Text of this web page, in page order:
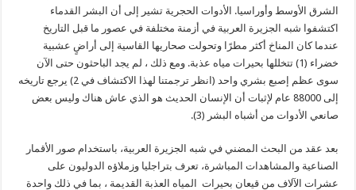
الشرق الأوسط وأوراسيا. الأدوات الحجرية تشير إلى أن البشر القدماء
اكتشفوا شبه الجزيرة العربية في أزمنة مختلفة في عصور ما قبل التاريخ
عندما كان المناخ أكثر مطرًا وتحولت صحاريها القاسية إلى أراضٍ عشبية
خضراء (1) تتخللها بحيرات مياه عذبة. ومع ذلك ، لم يجد الباحثون حتى الآن
سوى عظم إصبع بشري واحد (انظر ترجمتنا لهذا الاكتشاف في 2) يرجع تاريخه
إلى 88000 عام لإثبات أن الإنسان الحديث هو الذي عاش هناك وليس بعض
صانعي الأدوات من أشباه البشر (3).
بعد عقد من البحث المضني في شبه الجزيرة العربية، باستخدام صور الأقمار
الصناعية والمشاهدات المباشرة، تعرف بتراجليا وزملاؤه الدوليون على
عشرات الآلاف من قيعان بحيرات المياه العذبة القديمة ، بما في ذلك واحدة